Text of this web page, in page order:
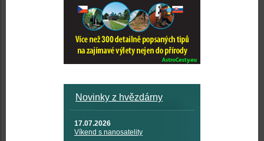
Novinky z hvězdárny
17.07.2026
Víkend s nanosatelity